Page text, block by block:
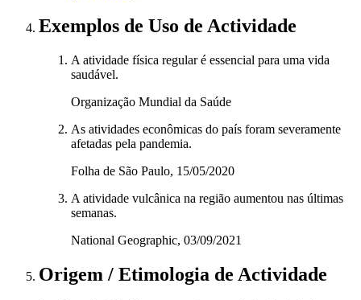
Exemplos de Uso de Actividade
A atividade física regular é essencial para uma vida
saudável.
Organização Mundial da Saúde
As atividades econômicas do país foram severamente
afetadas pela pandemia.
Folha de São Paulo, 15/05/2020
A atividade vulcânica na região aumentou nas últimas
semanas.
National Geographic, 03/09/2021
Origem / Etimologia de Actividade